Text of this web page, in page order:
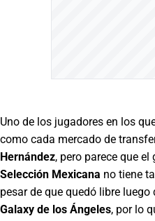
Uno de los jugadores en los
como cada mercado de
Hernández, pero parece que
Selección Mexicana no tiene
pesar de que quedó libre
Galaxy de los Ángeles, por lo